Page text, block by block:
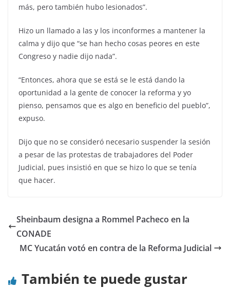
más, pero también hubo lesionados”.
Hizo un llamado a las y los inconformes a mantener la
calma y dijo que “se han hecho cosas peores en este
Congreso y nadie dijo nada”.
“Entonces, ahora que se está se le está dando la
oportunidad a la gente de conocer la reforma y yo
pienso, pensamos que es algo en beneficio del pueblo”,
expuso.
Dijo que no se consideró necesario suspender la sesión
a pesar de las protestas de trabajadores del Poder
Judicial, pues insistió en que se hizo lo que se tenía
que hacer.
Sheinbaum designa a Rommel Pacheco en la
CONADE
MC Yucatán votó en contra de la Reforma Judicial
También te puede gustar